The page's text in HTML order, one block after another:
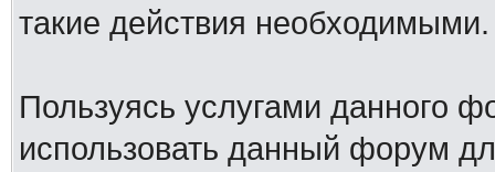
такие действия необходимыми.
Пользуясь услугами данного
использовать данный форум